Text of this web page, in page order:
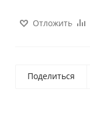
Отложить
Поделиться